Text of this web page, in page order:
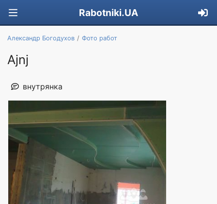
Rabotniki.UA
Александр Богодухов Фото работ
Ajnj
внутрянка